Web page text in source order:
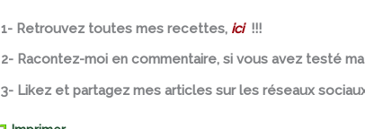
1- Retrouvez toutes mes recettes, ici!!!
2- Racontez-moi en commentaire, si vous avez testé
3- Likez et partagez mes articles sur les réseaux